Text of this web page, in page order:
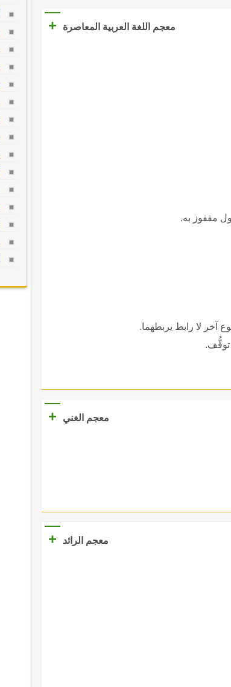
معجم اللغة العربية المعاصرة +
مقفوز به.
لا رابط يربطهما.
توقُّف.
معجم الغني
+
معجم الرائد +